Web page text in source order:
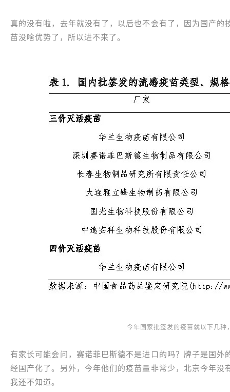
真的没有啦，去年就没有了，以后也不会有了，因为国产
苗没啥优势了，所以进不来了。
今年国家批签发的疫苗就以下几种
有家长可能会问，赛诺菲巴斯德不是进口的吗？牌子是国
经国产化了。另外，今年他们的疫苗量非常少，北京今年
我还不知道。